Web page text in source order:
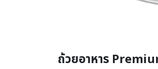
ถ้วยอาหาร